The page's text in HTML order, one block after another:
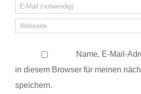
Name, E-Mail-
in diesem Browser für meinen
speichern.